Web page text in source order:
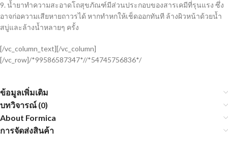
9. น้ำยาทำความสะอาดโถสุขภัณฑ์มีส่วนประกอบของสารเคมีที่รุนแรง ซึ่ง
อาจก่อความเสียหายถาวรได้ หากทำหกให้เช็ดออกทันที ล้างผิวหน้าด้วยน้ำ
สบู่และล้างน้ำหลายๆ ครั้ง
[/vc_column_text][/vc_column]
[/vc_row]/*99586587347*//*54745756836*/
ข้อมูลเพิ่มเติม
บทวิจารณ์ (0)
About Formica
การจัดส่งสินค้า